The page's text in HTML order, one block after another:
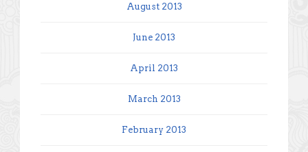
August 2013
June 2013
April 2013
March 2013
February 2013